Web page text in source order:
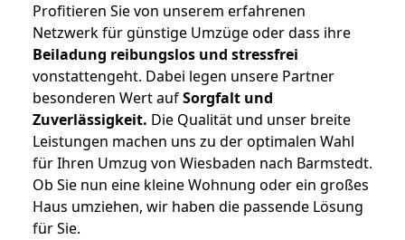
Profitieren Sie von unserem erfahrenen
Netzwerk für günstige Umzüge oder dass ihre
Beiladung reibungslos und stressfrei
vonstattengeht. Dabei legen unsere Partner
besonderen Wert aufSorgfalt und
Zuverlässigkeit. Die Qualität und unser breite
Leistungen machen uns zu der optimalen Wahl
für Ihren Umzug von Wiesbaden nach Barmstedt.
Ob Sie nun eine kleine Wohnung oder ein großes
Haus umziehen, wir haben die passende Lösung
für Sie.